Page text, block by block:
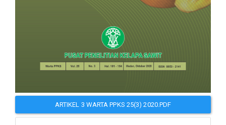
ARTIKEL 3 WARTA PPKS 25(3) 2020.PDF